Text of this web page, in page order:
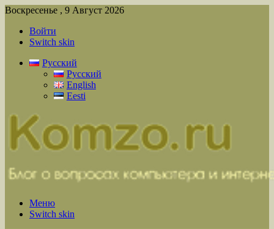
Воскресенье , 9 Август 2026
Войти
Switch skin
Русский
Русский
English
Eesti
Меню
Switch skin